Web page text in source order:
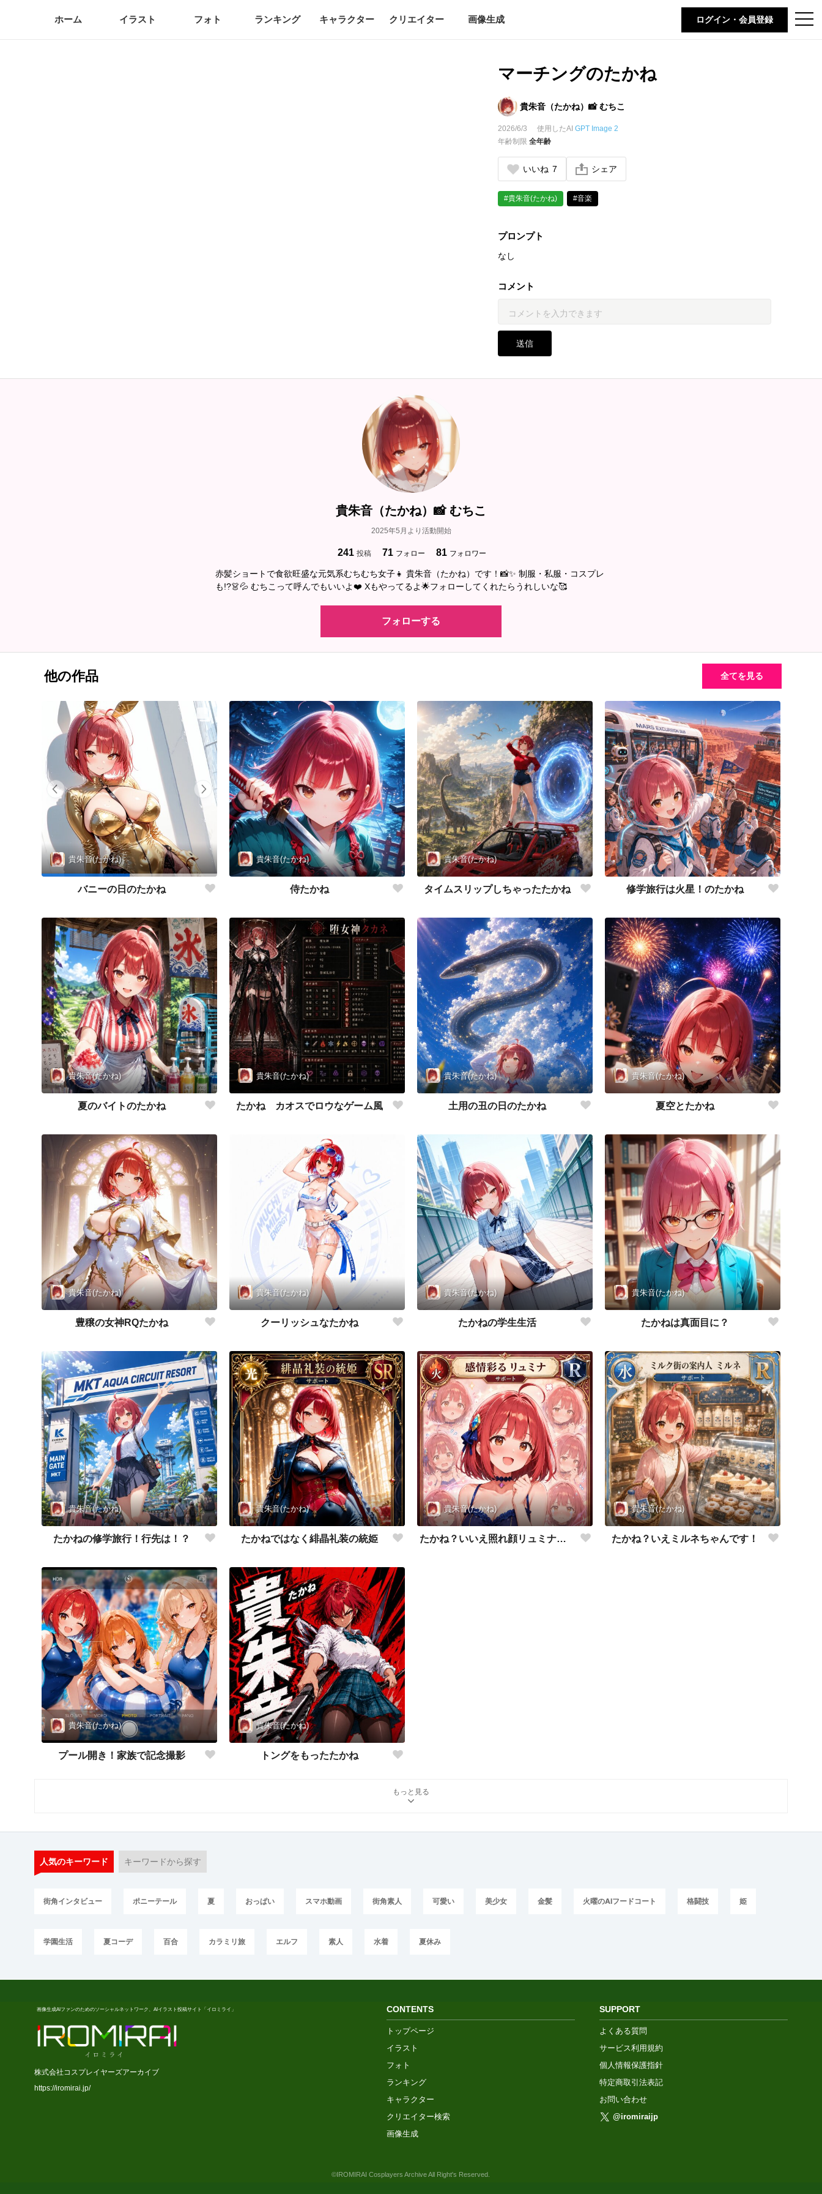
t
o
ホーム イラスト フォト ランキング キャラクター クリエイター 画像生成 ログイン・会員登録
マーチングのたかね
貴朱音（たかね）📸 むちこ
2026/6/3 使用したAI GPT Image 2
年齢制限 全年齢
いいね 7 シェア
#貴朱音(たかね) #音楽
プロンプト
なし
コメント
送信
貴朱音（たかね）📸 むちこ
2025年5月より活動開始
241 投稿 71 フォロー 81 フォロワー
赤髪ショートで食欲旺盛な元気系むちむち女子👧 貴朱音（たかね）です！📸✨ 制服・私服・コスプレ
も!?👗💦 むちこって呼んでもいいよ❤️ Xもやってるよ🌟フォローしてくれたらうれしいな🥰
フォローする
他の作品 全てを見る
貴朱音(たかね)
バニーの日のたかね
貴朱音(たかね)
侍たかね
貴朱音(たかね)
タイムスリップしちゃったたかね 修学旅行は火星！のたかね
貴朱音(たかね)
夏のバイトのたかね
貴朱音(たかね)
たかね カオスでロウなゲーム風
貴朱音(たかね)
土用の丑の日のたかね
貴朱音(たかね)
夏空とたかね
貴朱音(たかね)
豊穣の女神RQたかね
貴朱音(たかね)
クーリッシュなたかね
貴朱音(たかね)
たかねの学生生活
貴朱音(たかね)
たかねは真面目に？
貴朱音(たかね)
たかねの修学旅行！行先は！？
貴朱音(たかね)
たかねではなく緋晶礼装の統姫
貴朱音(たかね)
たかね？いいえ照れ顔リュミナだよ❤
貴朱音(たかね)
たかね？いえミルネちゃんです！
貴朱音(たかね)
プール開き！家族で記念撮影
貴朱音(たかね)
トングをもったたかね
もっと見る
人気のキーワード キーワードから探す
街角インタビュー ポニーテール 夏 おっぱい スマホ動画 街角素人 可愛い 美少女 金髪 火曜のAIフードコート 格闘技 姫
学園生活 夏コーデ 百合 カラミリ旅 エルフ 素人 水着 夏休み
画像生成AIファンのためのソーシャルネットワーク、AIイラスト投稿サイト「イロミライ」
株式会社コスプレイヤーズアーカイブ
https://iromirai.jp/
SUPPORT
よくある質問
サービス利用規約
個人情報保護指針
特定商取引法表記
お問い合わせ
@iromiraijp
CONTENTS
トップページ
イラスト
フォト
ランキング
キャラクター
クリエイター検索
画像生成
©IROMIRAI Cosplayers Archive All Right's Reserved.